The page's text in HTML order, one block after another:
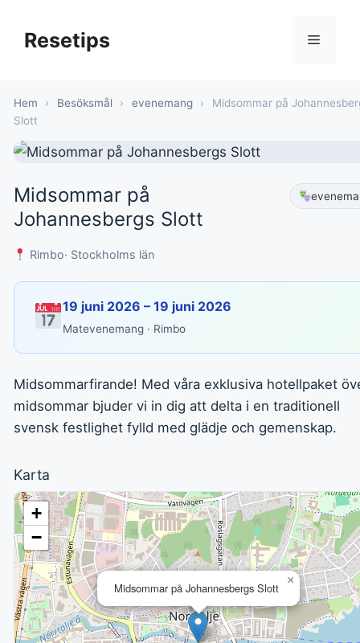
innehållResetips Meny
Hem › Besöksmål › evenemang ›
Midsommar på
Slott
Midsommar på
Johannesbergs Slott
Rimbo· Stockholms län
19 juni 2026 – 19 juni 2026
Matevenemang · Rimbo
Midsommarfirande! Med våra exklusiva hotellpaket
midsommar bjuder vi in dig att delta i en traditionell
svensk festlighet fylld med glädje och gemenskap.
Karta
Midsommar på Johannesbergs Slott
×
+
−